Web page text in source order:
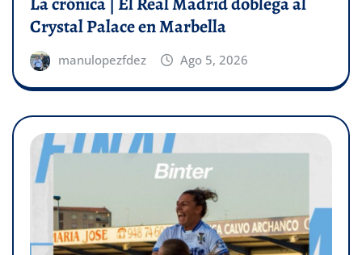
Crystal Palace en Marbella
manulopezfdez Ago 5, 2026